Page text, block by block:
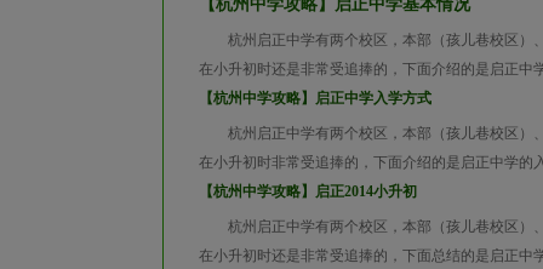
【杭州中学攻略】启正中学基本情况
杭州启正中学有两个校区，本部（孩儿巷校区）
在小升初时还是非常受追捧的，下面介绍的是启正中
【杭州中学攻略】启正中学入学方式
杭州启正中学有两个校区，本部（孩儿巷校区）
在小升初时非常受追捧的，下面介绍的是启正中学的
【杭州中学攻略】启正2014小升初
杭州启正中学有两个校区，本部（孩儿巷校区）
在小升初时还是非常受追捧的，下面总结的是启正中